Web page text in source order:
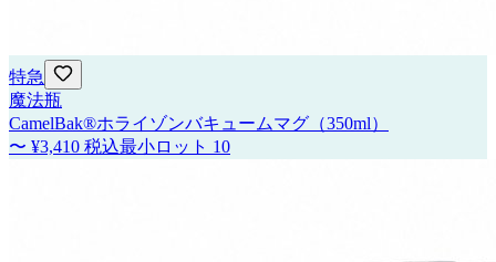
特急
魔法瓶
CamelBak®ホライゾンバキュームマグ（350ml）
〜 ¥3,410 税込最小ロット 10